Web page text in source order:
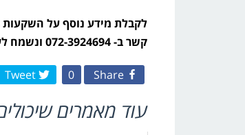
לקבלת מידע נוסף על השקעות
קשר ב- 072-3924694 ונשמח לעמוד לרשותך – השירות שלנו ניתן בחינם, ללא כל התחייבות מצידך.
Share
0
Tweet
עוד מאמרים